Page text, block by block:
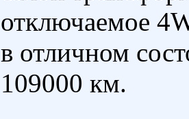
отключаемое
в отличном
109000 км.